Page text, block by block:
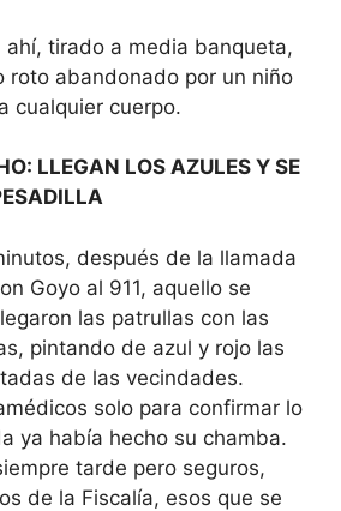
ahí, tirado a media banqueta,
roto abandonado por un niño
cualquier cuerpo.
LLEGAN LOS AZULES Y SE
después de la llamada
Goyo al 911, aquello se
las patrullas con las
pintando de azul y rojo las
de las vecindades.
solo para confirmar lo
ya había hecho su chamba.
tarde pero seguros,
de la Fiscalía, esos que se